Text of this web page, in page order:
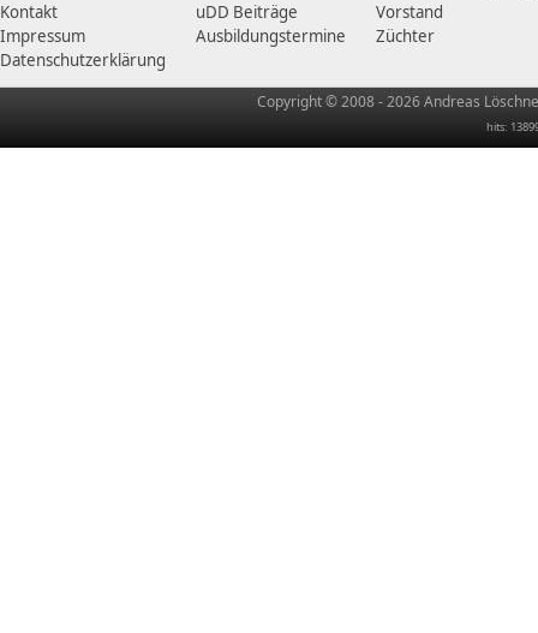
Kontakt
Impressum
Datenschutzerklärung
uDD Beiträge
Ausbildungstermine
Vorstand
Züchter
Copyright © 2008 - 2026 Andreas
hits: